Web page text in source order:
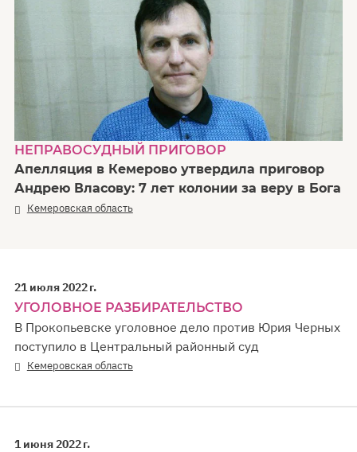
НЕПРАВОСУДНЫЙ ПРИГОВОР
Апелляция в Кемерово утвердила приговор
Андрею Власову: 7 лет колонии за веру в Бога
Кемеровская область
21 июля 2022 г.
УГОЛОВНОЕ РАЗБИРАТЕЛЬСТВО
В Прокопьевске уголовное дело против Юрия Черных
поступило в Центральный районный суд
Кемеровская область
1 июня 2022 г.